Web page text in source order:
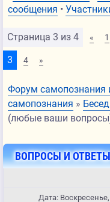
сообщения •
Страница 3 из 4 « 1
3 4 »
Форум самопознания
самопознания »
(любые ваши
ВОПРОСЫ И ОТВЕТЫ
Дата: